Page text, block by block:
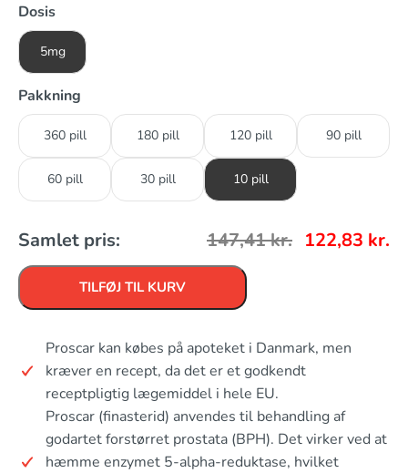
Dosis
5mg
Pakkning
360 pill 180 pill 120 pill 90 pill
60 pill 30 pill 10 pill
Samlet pris: 147,41kr. 122,83 kr.
TILFØJ TIL KURV
Proscar kan købes på apoteket i Danmark, men
kræver en recept, da det er et godkendt
receptpligtig lægemiddel i hele EU.
Proscar (finasterid) anvendes til behandling af
godartet forstørret prostata (BPH). Det virker ved at
hæmme enzymet 5-alpha-reduktase, hvilket